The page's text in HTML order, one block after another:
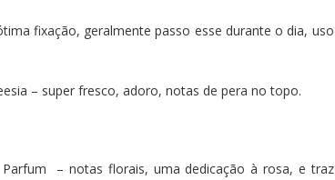
fixação, geralmente passo esse durante o dia, uso
– super fresco, adoro, notas de pera no topo.
– notas florais, uma dedicação à rosa, e traz